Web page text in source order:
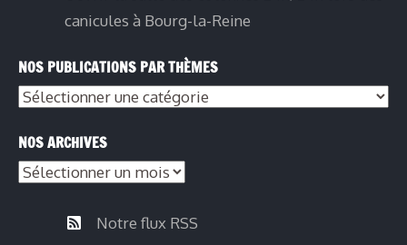
canicules à Bourg-la-Reine
NOS PUBLICATIONS PAR THÈMES
NOS ARCHIVES
Notre flux RSS